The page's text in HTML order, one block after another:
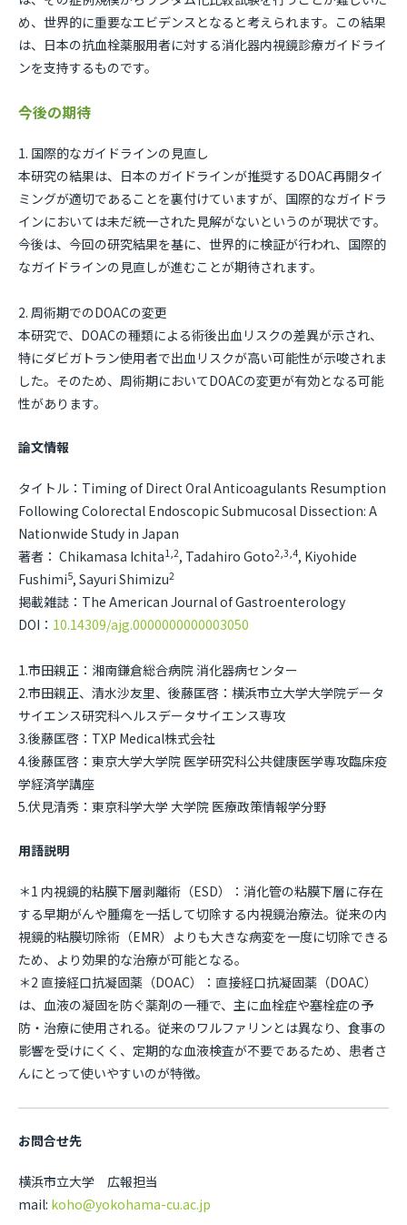
め、世界的に重要なエビデンスとなると考えられます。この結果
は、日本の抗血栓薬服用者に対する消化器内視鏡診療ガイドライ
ンを支持するものです。
今後の期待
1. 国際的なガイドラインの見直し
本研究の結果は、日本のガイドラインが推奨するDOAC再開タイ
ミングが適切であることを裏付けていますが、国際的なガイドラ
インにおいては未だ統一された見解がないというのが現状です。
今後は、今回の研究結果を基に、世界的に検証が行われ、国際的
なガイドラインの見直しが進むことが期待されます。
2. 周術期でのDOACの変更
本研究で、DOACの種類による術後出血リスクの差異が示され、
特にダビガトラン使用者で出血リスクが高い可能性が示唆されま
した。そのため、周術期においてDOACの変更が有効となる可能
性があります。
論文情報
タイトル：Timing of Direct Oral Anticoagulants Resumption
Following Colorectal Endoscopic Submucosal Dissection: A
Nationwide Study in Japan
著者： Chikamasa Ichita1,2, Tadahiro Goto2,3,4, Kiyohide
Fushimi5, Sayuri Shimizu2
掲載雑誌：The American Journal of Gastroenterology
DOI： 10.14309/ajg.0000000000003050
1.市田親正：湘南鎌倉総合病院 消化器病センター
2.市田親正、清水沙友里、後藤匡啓：横浜市立大学大学院データ
サイエンス研究科ヘルスデータサイエンス専攻
3.後藤匡啓：TXP Medical株式会社
4.後藤匡啓：東京大学大学院 医学研究科公共健康医学専攻臨床疫
学経済学講座
5.伏見清秀：東京科学大学 大学院 医療政策情報学分野
用語説明
＊1 内視鏡的粘膜下層剥離術（ESD）：消化管の粘膜下層に存在
する早期がんや腫瘍を一括して切除する内視鏡治療法。従来の内
視鏡的粘膜切除術（EMR）よりも大きな病変を一度に切除できる
ため、より効果的な治療が可能となる。
＊2 直接経口抗凝固薬（DOAC）：直接経口抗凝固薬（DOAC）
は、血液の凝固を防ぐ薬剤の一種で、主に血栓症や塞栓症の予
防・治療に使用される。従来のワルファリンとは異なり、食事の
影響を受けにくく、定期的な血液検査が不要であるため、患者さ
んにとって使いやすいのが特徴。
お問合せ先
横浜市立大学 広報担当
mail: koho@yokohama-cu.ac.jp